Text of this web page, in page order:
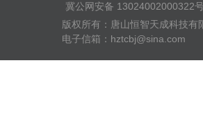
冀公网安备 13024002000322
版权所有：唐山恒智天成科技
电子信箱：hztcbj@sina.com